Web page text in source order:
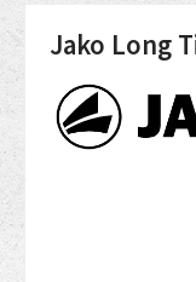
Jako Long